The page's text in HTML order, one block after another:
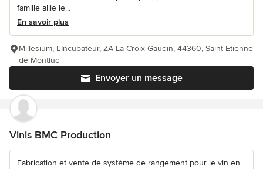
famille allie le...
En savoir plus
Envoyer un message
Millesium, L'Incubateur, ZA La Croix Gaudin, 44360, Saint-Etienne
de Montluc
Vinis BMC Production
Fabrication et vente de système de rangement pour le vin en